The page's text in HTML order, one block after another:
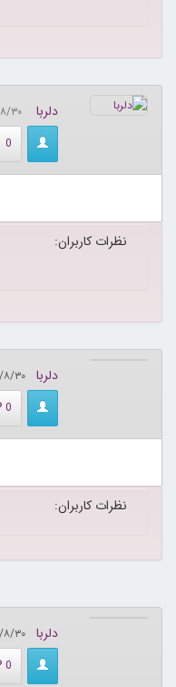
دلربا
۱۳۹۵/
0
نظرات کاربران:
دلربا
۱۳۹۵/۸/
0
نظرات کاربران:
دلربا
۱۳۹۵/۸/
0